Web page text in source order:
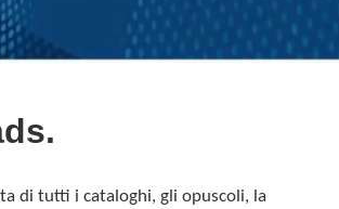
di tutti i cataloghi, gli opuscoli, la